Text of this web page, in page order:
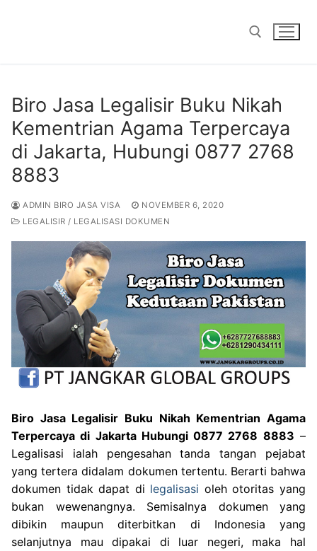
Biro Jasa Legalisir Buku Nikah
Kementrian Agama Terpercaya
di Jakarta, Hubungi 0877 2768
8883
ADMIN BIRO JASA VISA
NOVEMBER 6, 2020
LEGALISIR / LEGALISASI DOKUMEN
Biro Jasa Legalisir Buku Nikah Kementrian Agama
Terpercaya di Jakarta Hubungi 0877 2768 8883 –
Legalisasi ialah pengesahan tanda tangan pejabat
yang tertera didalam dokumen tertentu. Berarti bahwa
dokumen tidak dapat di legalisasi oleh otoritas yang
bukan wewenangnya. Semisalnya dokumen yang
dibikin maupun diterbitkan di Indonesia yang
selanjutnya mau dipakai di luar negeri, maka hal